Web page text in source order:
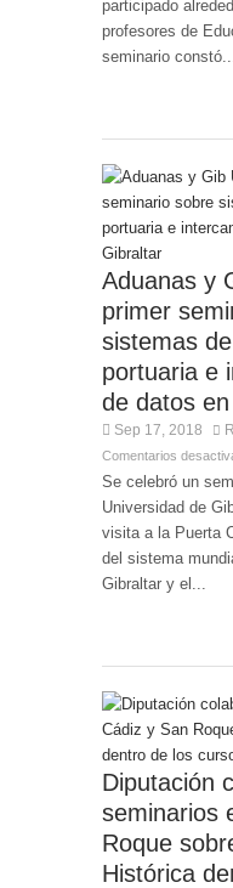
participado
profesores de
seminario
Aduanas y
primer
sistemas
portuaria e
de datos
Sep 17, 2018
Comentarios
Se celebró un
Universidad de
visita a la Puerta
del sistema
Gibraltar y el...
Diputación
seminarios
Roque
Histórica